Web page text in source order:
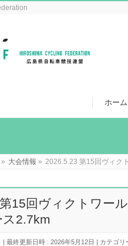
ホーム
» 大会情報 » 2026.5.23 第15回ヴィク
15回ヴィクトワー
ス2.7km
最終更新日時 : 2026年5月12日 カテゴリ